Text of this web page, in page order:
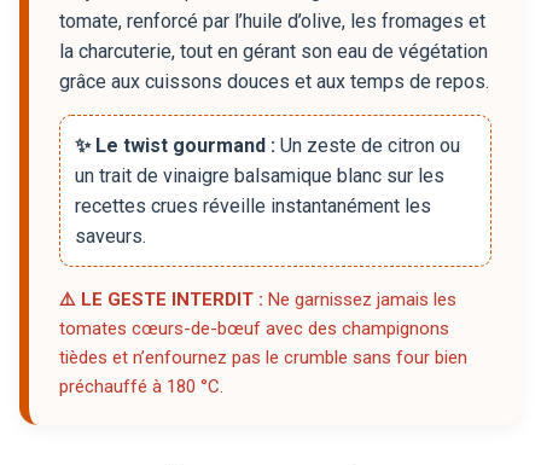
tomate, renforcé par l’huile d’olive, les fromages et
la charcuterie, tout en gérant son eau de végétation
grâce aux cuissons douces et aux temps de repos.
✨ Le twist gourmand : Un zeste de citron ou
un trait de vinaigre balsamique blanc sur les
recettes crues réveille instantanément les
saveurs.
⚠️ LE GESTE INTERDIT : Ne garnissez jamais les
tomates cœurs-de-bœuf avec des champignons
tièdes et n’enfournez pas le crumble sans four bien
préchauffé à 180 °C.